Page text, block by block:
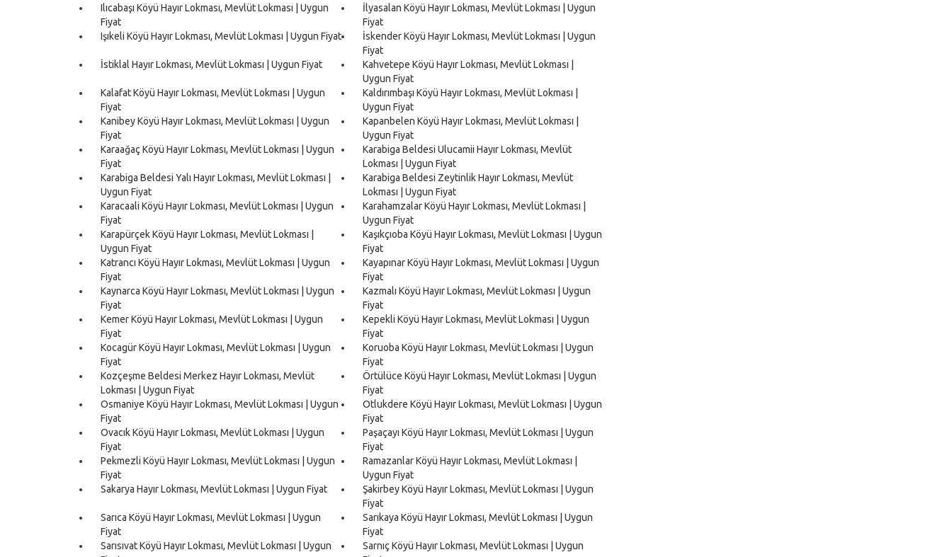
Ilıcabaşı Köyü Hayır Lokması, Mevlüt Lokması | Uygun
Fiyat
İlyasalan Köyü Hayır Lokması, Mevlüt Lokması | Uygun
Fiyat
Işıkeli Köyü Hayır Lokması, Mevlüt Lokması | Uygun Fiyat
İskender Köyü Hayır Lokması, Mevlüt Lokması | Uygun
Fiyat
İstiklal Hayır Lokması, Mevlüt Lokması | Uygun Fiyat
Kahvetepe Köyü Hayır Lokması, Mevlüt Lokması |
Uygun Fiyat
Kalafat Köyü Hayır Lokması, Mevlüt Lokması | Uygun
Fiyat
Kaldırımbaşı Köyü Hayır Lokması, Mevlüt Lokması |
Uygun Fiyat
Kanibey Köyü Hayır Lokması, Mevlüt Lokması | Uygun
Fiyat
Kapanbelen Köyü Hayır Lokması, Mevlüt Lokması |
Uygun Fiyat
Karaağaç Köyü Hayır Lokması, Mevlüt Lokması | Uygun
Fiyat
Karabiga Beldesi Ulucamii Hayır Lokması, Mevlüt
Lokması | Uygun Fiyat
Karabiga Beldesi Yalı Hayır Lokması, Mevlüt Lokması |
Uygun Fiyat
Karabiga Beldesi Zeytinlik Hayır Lokması, Mevlüt
Lokması | Uygun Fiyat
Karacaali Köyü Hayır Lokması, Mevlüt Lokması | Uygun
Fiyat
Karahamzalar Köyü Hayır Lokması, Mevlüt Lokması |
Uygun Fiyat
Karapürçek Köyü Hayır Lokması, Mevlüt Lokması |
Uygun Fiyat
Kaşıkçıoba Köyü Hayır Lokması, Mevlüt Lokması | Uygun
Fiyat
Katrancı Köyü Hayır Lokması, Mevlüt Lokması | Uygun
Fiyat
Kayapınar Köyü Hayır Lokması, Mevlüt Lokması | Uygun
Fiyat
Kaynarca Köyü Hayır Lokması, Mevlüt Lokması | Uygun
Fiyat
Kazmalı Köyü Hayır Lokması, Mevlüt Lokması | Uygun
Fiyat
Kemer Köyü Hayır Lokması, Mevlüt Lokması | Uygun
Fiyat
Kepekli Köyü Hayır Lokması, Mevlüt Lokması | Uygun
Fiyat
Kocagür Köyü Hayır Lokması, Mevlüt Lokması | Uygun
Fiyat
Koruoba Köyü Hayır Lokması, Mevlüt Lokması | Uygun
Fiyat
Kozçeşme Beldesi Merkez Hayır Lokması, Mevlüt
Lokması | Uygun Fiyat
Örtülüce Köyü Hayır Lokması, Mevlüt Lokması | Uygun
Fiyat
Osmaniye Köyü Hayır Lokması, Mevlüt Lokması | Uygun
Fiyat
Otlukdere Köyü Hayır Lokması, Mevlüt Lokması | Uygun
Fiyat
Ovacık Köyü Hayır Lokması, Mevlüt Lokması | Uygun
Fiyat
Paşaçayı Köyü Hayır Lokması, Mevlüt Lokması | Uygun
Fiyat
Pekmezli Köyü Hayır Lokması, Mevlüt Lokması | Uygun
Fiyat
Ramazanlar Köyü Hayır Lokması, Mevlüt Lokması |
Uygun Fiyat
Sakarya Hayır Lokması, Mevlüt Lokması | Uygun Fiyat
Şakirbey Köyü Hayır Lokması, Mevlüt Lokması | Uygun
Fiyat
Sarıca Köyü Hayır Lokması, Mevlüt Lokması | Uygun
Fiyat
Sarıkaya Köyü Hayır Lokması, Mevlüt Lokması | Uygun
Fiyat
Sarısıvat Köyü Hayır Lokması, Mevlüt Lokması | Uygun
Sarnıç Köyü Hayır Lokması, Mevlüt Lokması | Uygun